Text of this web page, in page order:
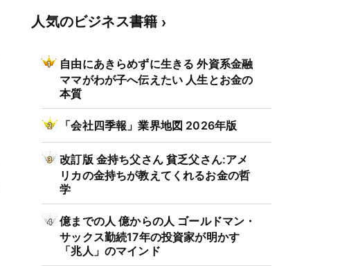
人気のビジネス書籍
自由にあきらめずに生きる 外資系金融
ママがわが子へ伝えたい 人生とお金の
本質
「会社四季報」業界地図 2026年版
改訂版 金持ち父さん 貧乏父さん:アメ
リカの金持ちが教えてくれるお金の哲
学
億までの人 億からの人 ゴールドマン・
サックス勤続17年の投資家が明かす
「兆人」のマインド